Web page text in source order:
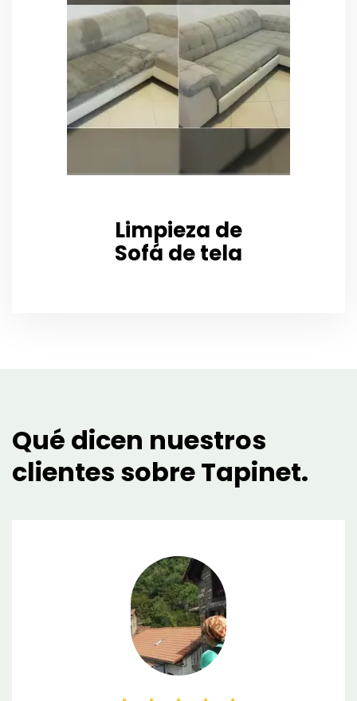
Limpieza de
Sofá de tela
Qué dicen nuestros
clientes sobre Tapinet.